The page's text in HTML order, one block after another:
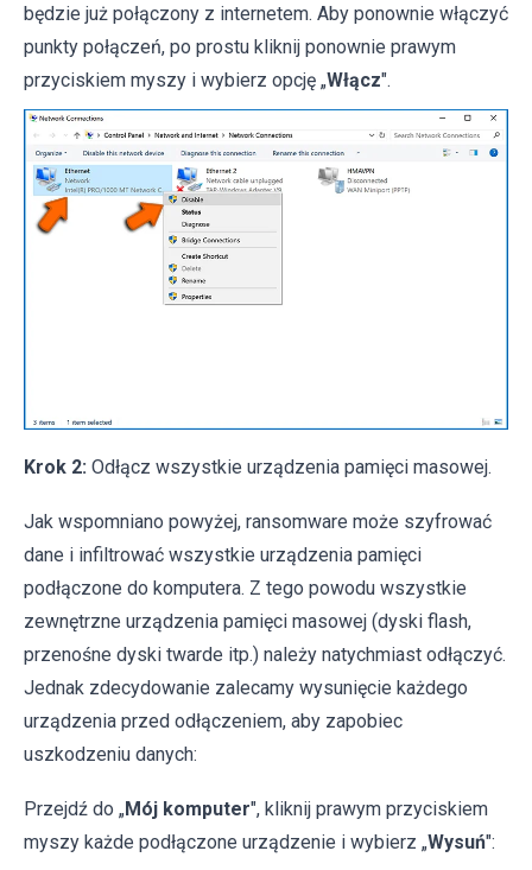
będzie już połączony z internetem. Aby ponownie włączyć
punkty połączeń, po prostu kliknij ponownie prawym
przyciskiem myszy i wybierz opcję „Włącz".
Krok 2: Odłącz wszystkie urządzenia pamięci masowej.
Jak wspomniano powyżej, ransomware może szyfrować
dane i infiltrować wszystkie urządzenia pamięci
podłączone do komputera. Z tego powodu wszystkie
zewnętrzne urządzenia pamięci masowej (dyski flash,
przenośne dyski twarde itp.) należy natychmiast odłączyć.
Jednak zdecydowanie zalecamy wysunięcie każdego
urządzenia przed odłączeniem, aby zapobiec
uszkodzeniu danych:
Przejdź do „Mój komputer", kliknij prawym przyciskiem
myszy każde podłączone urządzenie i wybierz „Wysuń":